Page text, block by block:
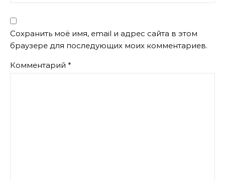
Сохранить моё имя, email и адрес сайта в этом
браузере для последующих моих комментариев.
Комментарий *